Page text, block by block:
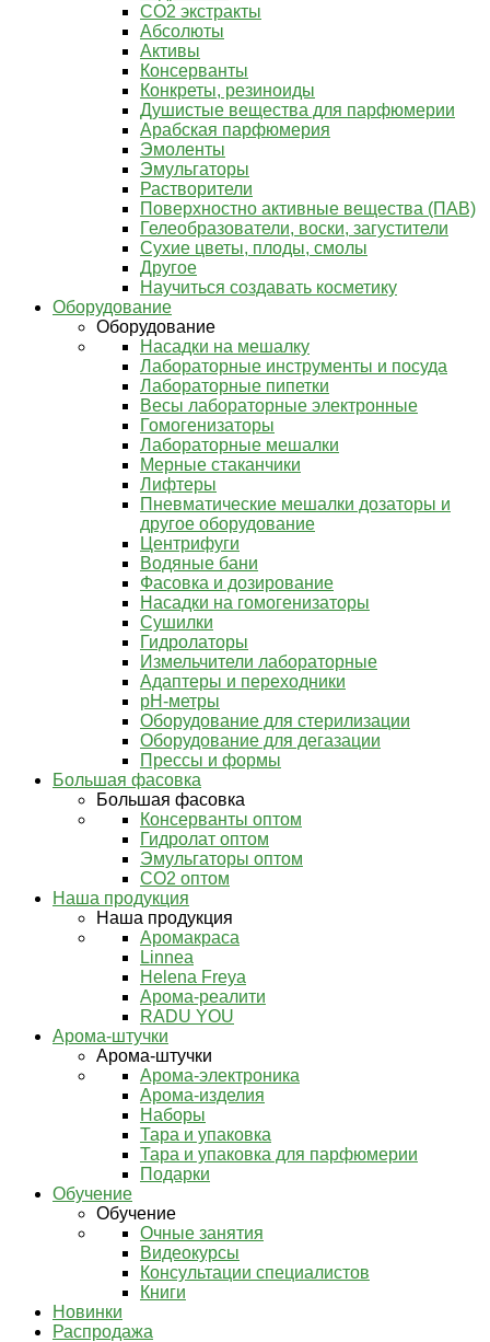
СО2 экстракты
Абсолюты
Активы
Консерванты
Конкреты, резиноиды
Душистые вещества для парфюмерии
Арабская парфюмерия
Эмоленты
Эмульгаторы
Растворители
Поверхностно активные вещества (ПАВ)
Гелеобразователи, воски, загустители
Сухие цветы, плоды, смолы
Другое
Научиться создавать косметику
Оборудование
Оборудование
Насадки на мешалку
Лабораторные инструменты и посуда
Лабораторные пипетки
Весы лабораторные электронные
Гомогенизаторы
Лабораторные мешалки
Мерные стаканчики
Лифтеры
Пневматические мешалки дозаторы и
другое оборудование
Центрифуги
Водяные бани
Фасовка и дозирование
Насадки на гомогенизаторы
Сушилки
Гидролаторы
Измельчители лабораторные
Адаптеры и переходники
pH-метры
Оборудование для стерилизации
Оборудование для дегазации
Прессы и формы
Большая фасовка
Большая фасовка
Консерванты оптом
Гидролат оптом
Эмульгаторы оптом
СО2 оптом
Наша продукция
Наша продукция
Аромакраса
Linnea
Helena Freya
Арома-реалити
RADU YOU
Арома-штучки
Арома-штучки
Арома-электроника
Арома-изделия
Наборы
Тара и упаковка
Тара и упаковка для парфюмерии
Подарки
Обучение
Обучение
Очные занятия
Видеокурсы
Консультации специалистов
Книги
Новинки
Распродажа